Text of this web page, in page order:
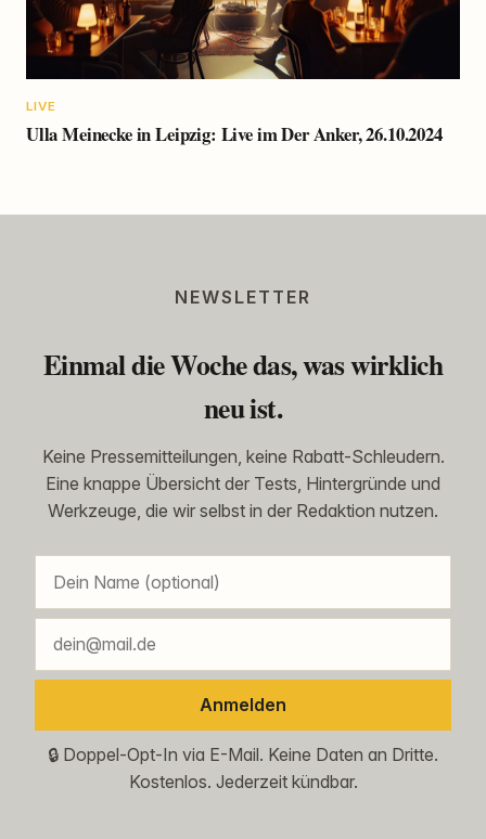
LIVE
Ulla Meinecke in Leipzig: Live im Der Anker, 26.10.2024
NEWSLETTER
Einmal die Woche das, was wirklich
neu ist.
Keine Pressemitteilungen, keine Rabatt-Schleudern.
Eine knappe Übersicht der Tests, Hintergründe und
Werkzeuge, die wir selbst in der Redaktion nutzen.
Anmelden
🔒 Doppel-Opt-In via E-Mail. Keine Daten an Dritte.
Kostenlos. Jederzeit kündbar.